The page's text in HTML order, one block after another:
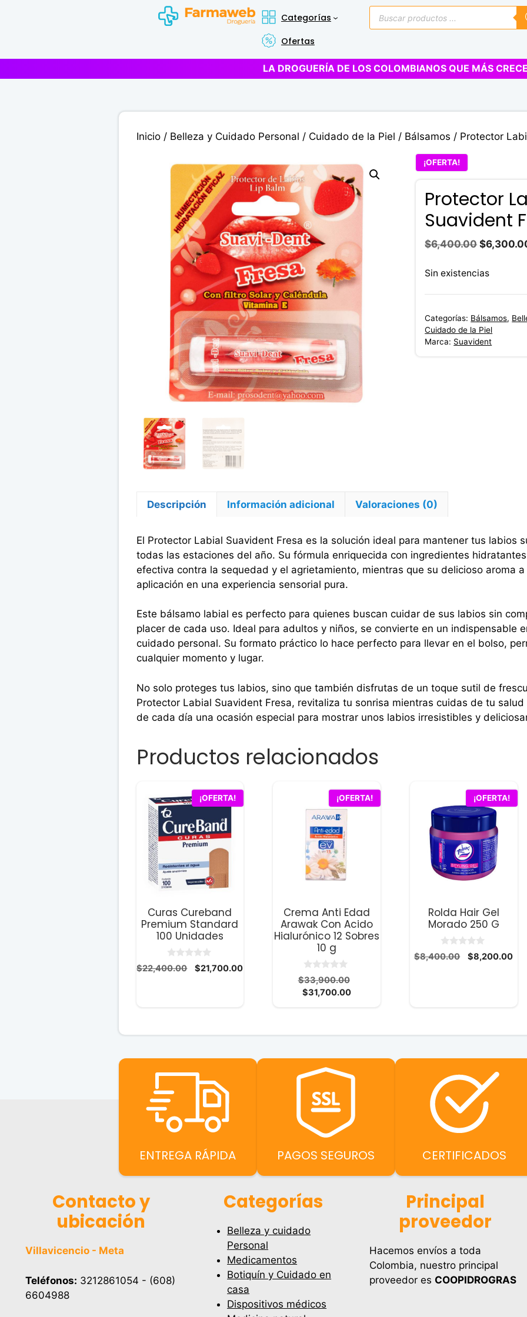
Categorías
Ofertas
Búsqueda
de
productos
LA DROGUERÍA DE LOS COLOMBIANOS QUE MÁS CRECE
Inicio/ Belleza y Cuidado Personal / Cuidado de la Piel / Bálsamos / Protector
¡OFERTA!
Protector
Suavident
$6,400.00El
original
$
Sin existencias
Categorías: Bálsamos,
Cuidado de la Piel
Marca: Suavident
Descripción Información adicional Valoraciones (0)
El Protector Labial Suavident Fresa es la solución ideal para mantener tus labios
todas las estaciones del año. Su fórmula enriquecida con ingredientes
efectiva contra la sequedad y el agrietamiento, mientras que su delicioso aroma
aplicación en una experiencia sensorial pura.
Este bálsamo labial es perfecto para quienes buscan cuidar de sus labios sin
placer de cada uso. Ideal para adultos y niños, se convierte en un indispensable
cuidado personal. Su formato práctico lo hace perfecto para llevar en el bolso,
cualquier momento y lugar.
No solo proteges tus labios, sino que también disfrutas de un toque sutil de
Protector Labial Suavident Fresa, revitaliza tu sonrisa mientras cuidas de tu
de cada día una ocasión especial para mostrar unos labios irresistibles y
Productos relacionados
¡OFERTA!
Curas Cureband
Premium Standard
100 Unidades
0
d
$22,400.00
El
$21,700.00El
¡OFERTA!
Crema Anti Edad
Arawak Con Acido
Hialurónico 12 Sobres
10 g
0
d
e
$33,900.00
$31,700.00El
¡OFERTA!
Rolda Hair Gel
Morado 250 G
0
d
$8,400.00
El
$8,200.00El
ENTREGA RÁPIDA PAGOS SEGUROS CERTIFICADOS
Contacto y
ubicación
Villavicencio - Meta
Teléfonos: 3212861054 - (608)
6604988
Categorías
Belleza y cuidado
Personal
Medicamentos
Botiquín y Cuidado en
casa
Dispositivos médicos
Principal
proveedor
Hacemos envíos a toda
Colombia, nuestro principal
proveedor es COOPIDROGRAS